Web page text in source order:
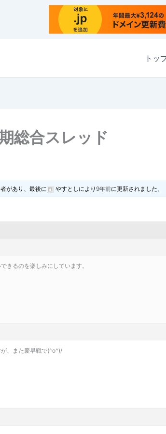
トッ
総合スレッド
があり、最後に やすとし により9年前に更新されました。
きるのを楽しみにしています。
、また慶早戦で(^o^)/